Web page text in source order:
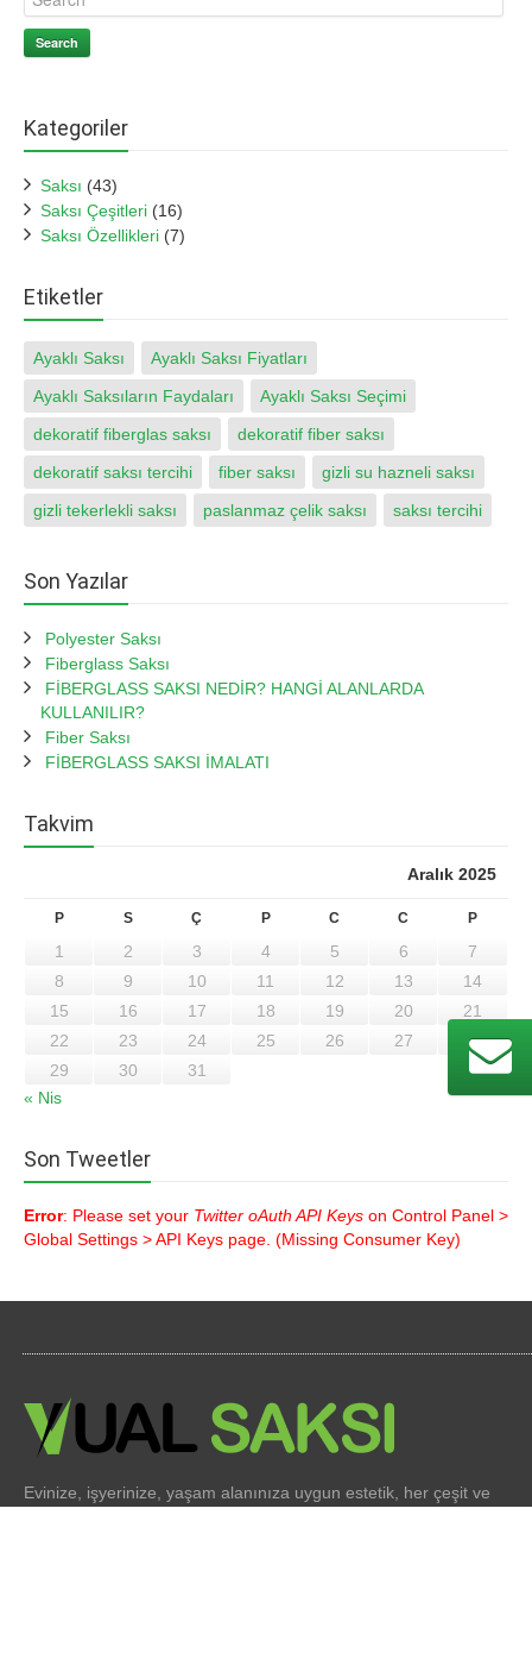
Search
Kategoriler
Saksı (43)
Saksı Çeşitleri (16)
Saksı Özellikleri (7)
Etiketler
Ayaklı Saksı
Ayaklı Saksı Fiyatları
Ayaklı Saksıların Faydaları
Ayaklı Saksı Seçimi
dekoratif fiberglas saksı
dekoratif fiber saksı
dekoratif saksı tercihi
fiber saksı
gizli su hazneli saksı
gizli tekerlekli saksı
paslanmaz çelik saksı saksı tercihi
Son Yazılar
Polyester Saksı
Fiberglass Saksı
FİBERGLASS SAKSI NEDİR? HANGİ ALANLARDA
KULLANILIR?
Fiber Saksı
FİBERGLASS SAKSI İMALATI
Takvim
Aralık 2025
P S Ç P C C P
1 2 3 4 5 6
7
8
9 10 11 12 13
14
15
16 17 18 19 20
21
22
23 24 25 26 27
28
29
30
31
« Nis
Son Tweetler
Error: Please set your Twitter oAuth API Keys on Control Panel >
Global Settings > API Keys page. (Missing Consumer Key)
Evinize, işyerinize, yaşam alanınıza uygun estetik, her çeşit ve